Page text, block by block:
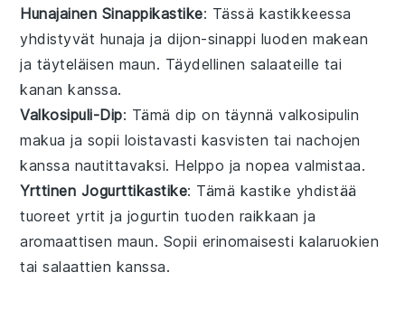
Hunajainen Sinappikastike: Tässä kastikkeessa
yhdistyvät hunaja ja dijon-sinappi luoden makean
ja täyteläisen maun. Täydellinen salaateille tai
kanan kanssa.
Valkosipuli-Dip: Tämädip on täynnävalkosipulin
makua ja sopii loistavasti kasvisten tai nachojen
kanssa nautittavaksi. Helppo ja nopea valmistaa.
Yrttinen Jogurttikastike: Tämä kastike yhdistää
tuoreet yrtit ja jogurtin tuoden raikkaan ja
aromaattisen maun. Sopii erinomaisesti kalaruokien
taisalaattien kanssa.